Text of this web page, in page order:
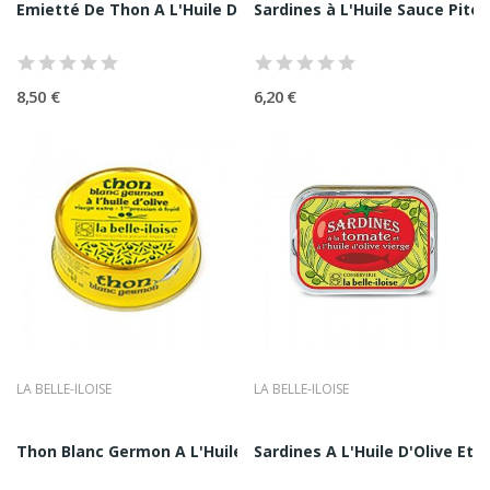
Une Esthétique Reconnaissable Et
Patrimoniale
identifiables. Leur design soigné, souvent illustré, participe
une histoire.
Différenciation face aux conserves industrielles
Contrairement aux conserves industrielles standardisées,
La Belle-Iloise privilégie :
• des recettes équilibrées et lisibles
Emietté De Thon A L'Huile D'Olive 1/5 La...
8,50 €
Sardines à L'Huile Sauce
6,20 €
LA BELLE-ILOISE
Thon Blanc Germon A L'Huile D'Olive Vierge...
LA BELLE-ILOISE
Sardines A L'Huile D'Olive Et